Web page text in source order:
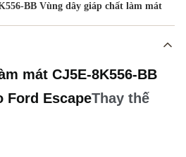
BB Vùng dây giáp chất làm mát
mát CJ5E-8K556-BB
Ford EscapeThay thế